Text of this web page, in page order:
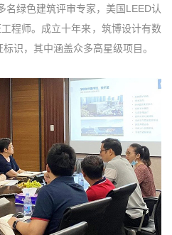
名绿色建筑评审专家，美国LEED认
程师。成立十年来，筑博设计有数
识，其中涵盖众多高星级项目。